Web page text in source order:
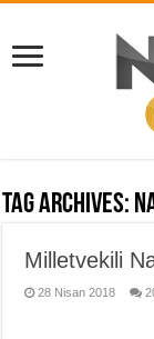
Tag Archives:
Milletvekili
28 Nisan 2018